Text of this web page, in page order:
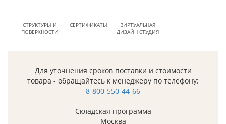
СТРУКТУРЫ И
ПОВЕРХНОСТИ
СЕРТИФИКАТЫ
ВИРТУАЛЬНАЯ
ДИЗАЙН СТУДИЯ
Для уточнения сроков поставки и стоимости
товара - обращайтесь к менеджеру по телефону:
8-800-550-44-66
Складская программа
Москва